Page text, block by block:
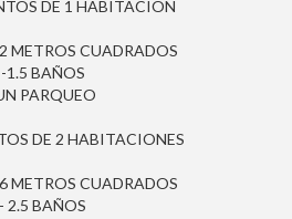
DE 1 HABITACION
METROS CUADRADOS
-1.5 BAÑOS
PARQUEO
DE 2 HABITACIONES
METROS CUADRADOS
- 2.5 BAÑOS